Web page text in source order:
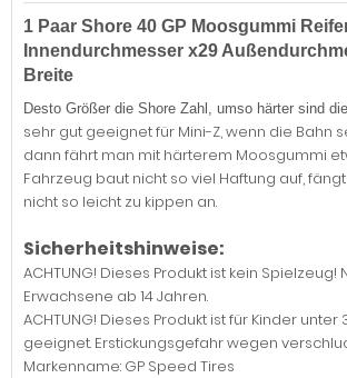
1 Paar Shore 40 GP Moosgummi
Innendurchmesser x29
Breite
Desto Größer die Shore Zahl, umso härter sind
sehr gut geeignet für Mini-Z, wenn die Bahn
dann fährt man mit härterem Moosgummi
Fahrzeug baut nicht so viel Haftung auf,
nicht so leicht zu kippen an.
Sicherheitshinweise:
ACHTUNG! Dieses Produkt ist kein Spielzeug!
Erwachsene ab 14 Jahren.
ACHTUNG! Dieses Produkt ist für Kinder
geeignet. Erstickungsgefahr wegen
Markenname: GP Speed Tires